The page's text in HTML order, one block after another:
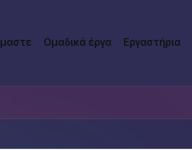
Ομαδικά έργα Εργαστήρια